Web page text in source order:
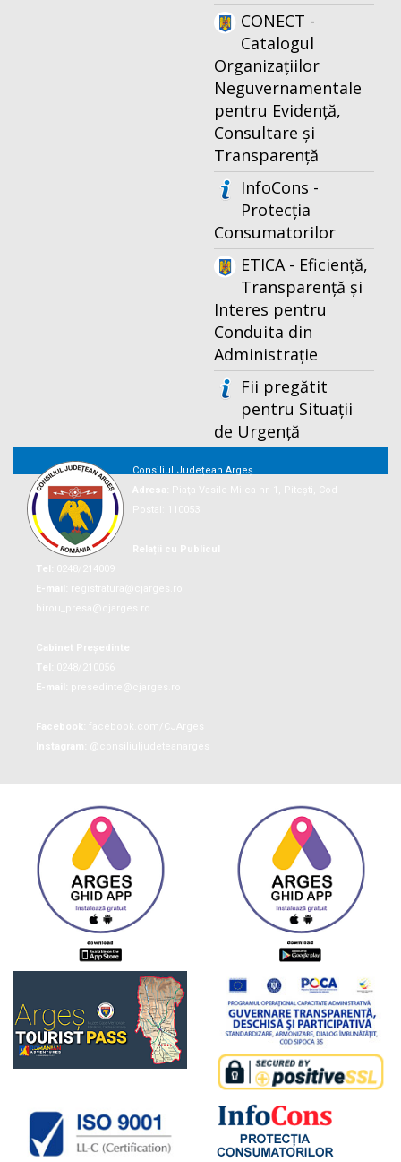
CONECT -
Catalogul
Organizațiilor
Neguvernamentale
pentru Evidență,
Consultare și
Transparență
InfoCons -
Protecția
Consumatorilor
ETICA - Eficiență,
Transparență și
Interes pentru
Conduita din
Administrație
Fii pregătit
pentru Situații
de Urgență
Consiliul Județean Argeș